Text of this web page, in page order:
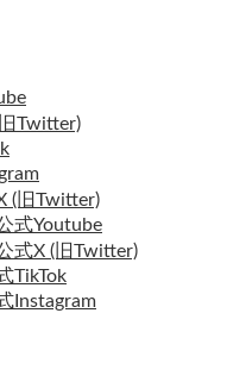
Twitter)
(旧Twitter)
式Youtube
式X (旧Twitter)
TikTok
Instagram